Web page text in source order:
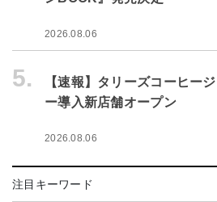
2026.08.06
5.
【速報】タリーズコーヒー
ー導入新店舗オープン
2026.08.06
注目キーワード